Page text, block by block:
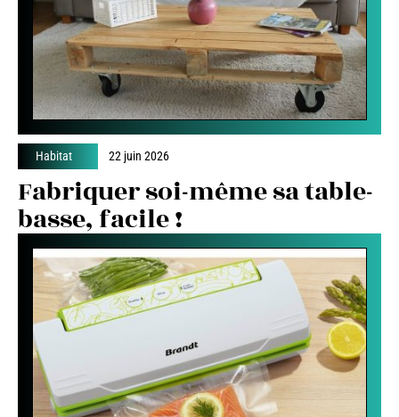
Habitat 22 juin 2026
Fabriquer soi-même sa table-
basse, facile !